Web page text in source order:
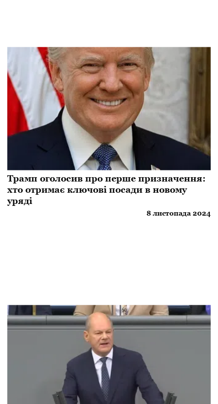
Трамп оголосив про перше призначення:
хто отримає ключові посади в новому
уряді
8 листопада 2024